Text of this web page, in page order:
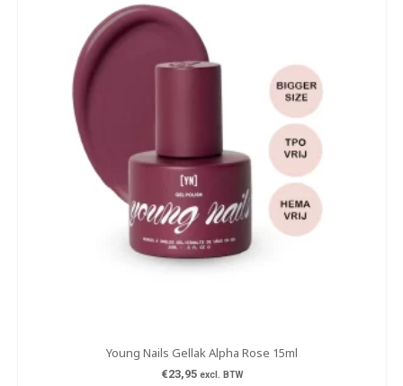
Young Nails Gellak Alpha Rose 15ml
€23,95 excl. BTW